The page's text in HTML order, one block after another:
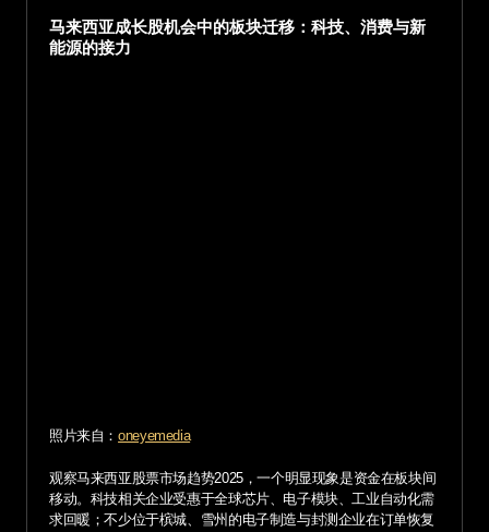
马来西亚成长股机会中的板块迁移：科技、消费与新
能源的接力
照片来自：oneyemedia
观察马来西亚股票市场趋势2025，一个明显现象是资金在板块间
移动。科技相关企业受惠于全球芯片、电子模块、工业自动化需
求回暖；不少位于槟城、雪州的电子制造与封测企业在订单恢复